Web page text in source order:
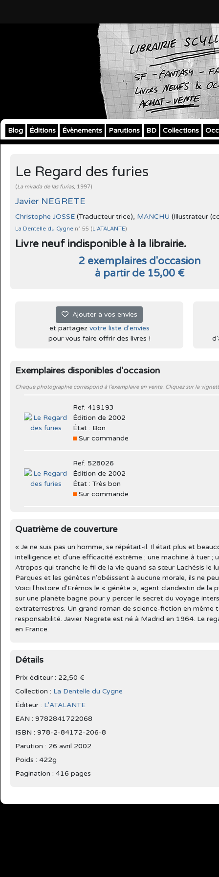
Blog Éditions Évènements Parutions BD Collections
Le Regard des furies
(La mirada de las furias, 1997)
Javier NEGRETE
Christophe JOSSE (Traducteur·trice), MANCHU (Illustrateur
La Dentelle du Cygne n° 55 (L'ATALANTE)
Livre neuf indisponible à la librairie.
2 exemplaires d'occasion
à partir de 15,00 €
Ajouter à vos envies
et partagez votre liste d'envies
pour vous faire offrir des livres !
Exemplaires disponibles d'occasion
Chaque photographie correspond à l'exemplaire en vente. Cliquez sur la
Ref. 419193
Édition de 2002
État : Bon
Sur commande
Ref. 528026
Édition de 2002
État : Très bon
Sur commande
Quatrième de couverture
« Je ne suis pas un homme, se répétait-il. Il était plus et
intelligence et d'une efficacité extrême ; une machine à tuer ;
Atropos qui tranche le fil de la vie quand sa sœur Lachésis le
Parques et les génètes n'obéissent à aucune morale, ils ne
Voici l'histoire d'Erémos le « génète », agent clandestin de la
sur une planète bagne pour y percer le secret du voyage
extraterrestres. Un grand roman de science-fiction en même
responsabilité. Javier Negrete est né à Madrid en 1964. Le
en France.
Détails
Prix éditeur : 22,50 €
Collection : La Dentelle du Cygne
Éditeur : L'ATALANTE
EAN : 9782841722068
ISBN : 978-2-84172-206-8
Parution : 26 avril 2002
Poids : 422g
Pagination : 416 pages